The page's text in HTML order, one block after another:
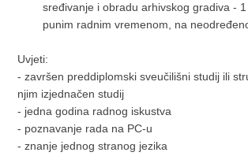
sređivanje i obradu arhivskog gradiva -
punim radnim vremenom, na
Uvjeti:
- završen preddiplomski sveučilišni studij ili
njim izjednačen studij
- jedna godina radnog iskustva
- poznavanje rada na PC-u
- znanje jednog stranog jezika